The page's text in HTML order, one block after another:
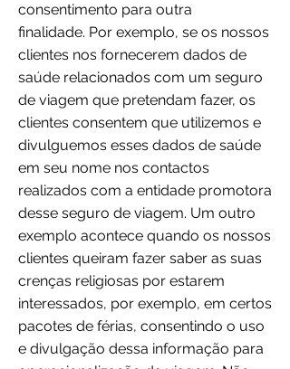
consentimento para outra
finalidade. Por exemplo, se os nossos
clientes nos fornecerem dados de
saúde relacionados com um seguro
de viagem que pretendam fazer, os
clientes consentem que utilizemos e
divulguemos esses dados de saúde
em seu nome nos contactos
realizados com a entidade promotora
desse seguro de viagem. Um outro
exemplo acontece quando os nossos
clientes queiram fazer saber as suas
crenças religiosas por estarem
interessados, por exemplo, em certos
pacotes de férias, consentindo o uso
e divulgação dessa informação para